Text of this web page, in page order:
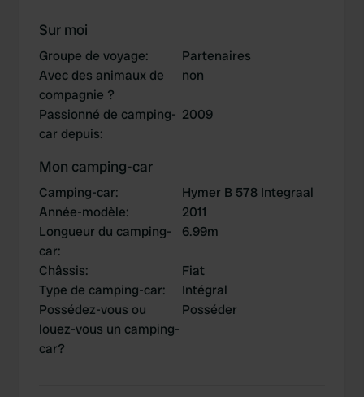
Sur moi
Groupe de voyage:
Partenaires
Avec des animaux de
compagnie ?
non
Passionné de camping-
car depuis:
2009
Mon camping-car
Camping-car:
Hymer B 578 Integraal
Année-modèle:
2011
Longueur du camping-
car:
6.99m
Châssis:
Fiat
Type de camping-car:
Intégral
Possédez-vous ou
louez-vous un camping-
car?
Posséder